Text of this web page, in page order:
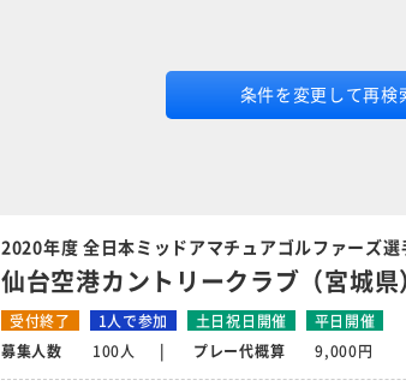
条件を変更して再検
2020年度 全日本ミッドアマチュアゴルファーズ
仙台空港カントリークラブ（宮城県
受付終了 1人で参加 土日祝日開催 平日開催
募集人数 100人 プレー代概算 9,000円